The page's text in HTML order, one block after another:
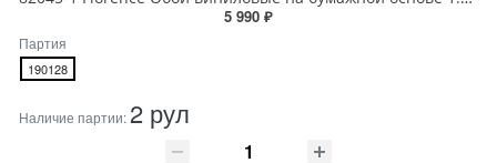
5 990 ₽
Партия
190128
Наличие партии: 2 рул